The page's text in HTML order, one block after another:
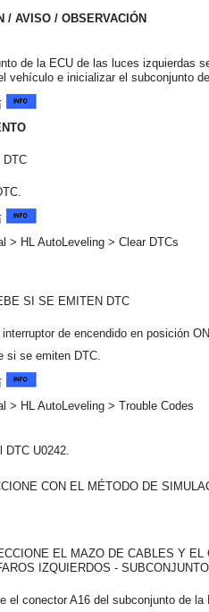
/ AVISO / OBSERVACIÓN
de la ECU de las luces izquierdas
vehículo e inicializar el subconjunto
DTC
> HL AutoLeveling > Clear DTCs
SI SE EMITEN DTC
de encendido en posición
si se emiten DTC.
> HL AutoLeveling > Trouble Codes
DTC U0242.
CON EL MÉTODO DE
EL MAZO DE CABLES Y
IZQUIERDOS -
el conector A16 del subconjunto de la